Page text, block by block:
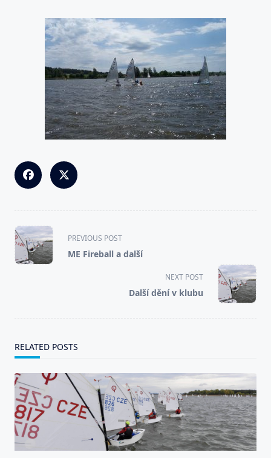
<span
class="nav-
subtitle
PREVIOUS POST
ME Fireball a další
NEXT POST
Další dění v klubu
RELATED POSTS